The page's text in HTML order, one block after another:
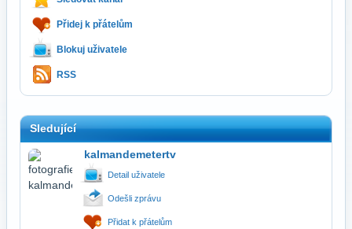
Přidej k přátelům
Blokuj uživatele
RSS
Sledující
kalmandemetertv
Detail uživatele
Odešli zprávu
Přidat k přátelům